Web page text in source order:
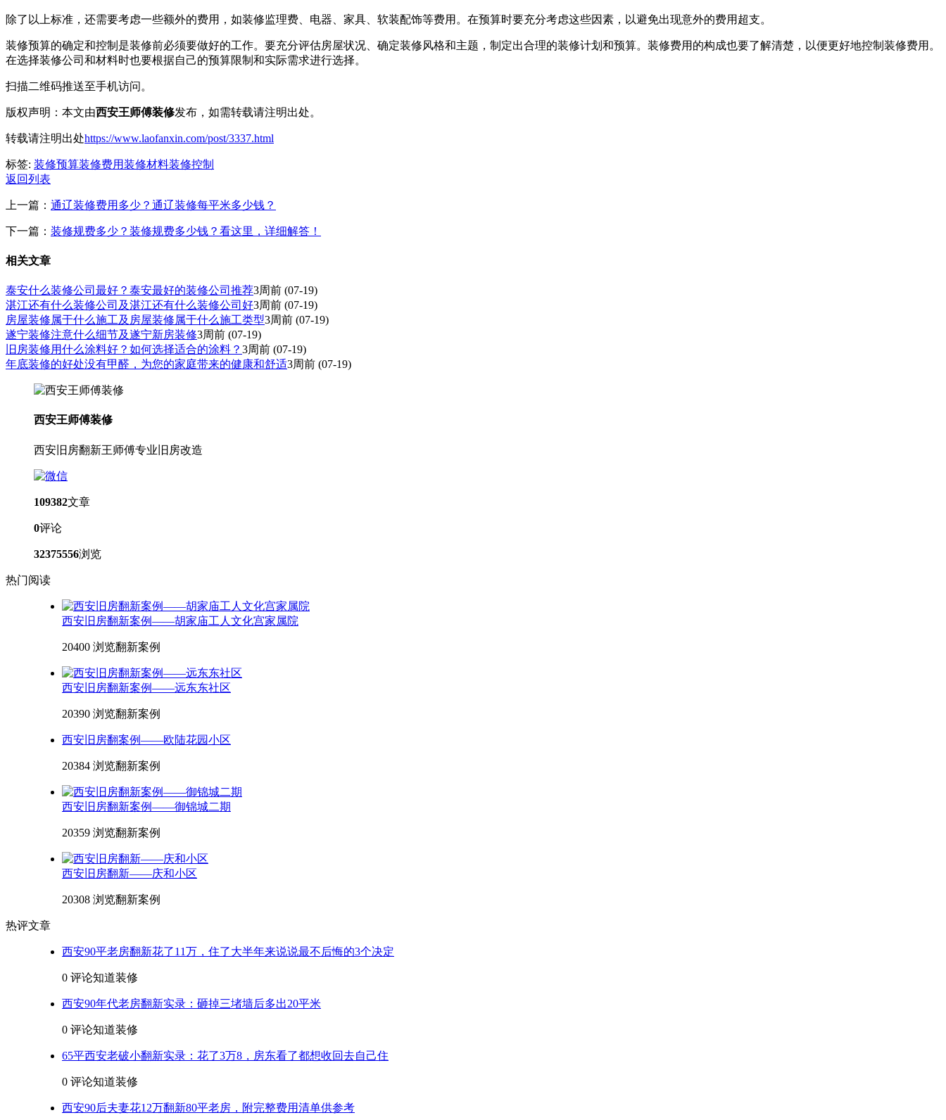
除了以上标准，还需要考虑一些额外的费用，如装修监理费、电器、家具、软装配饰等费用。在预算时要充分考虑这些因素，以避免出现意外的费用超支。
装修预算的确定和控制是装修前必须要做好的工作。要充分评估房屋状况、确定装修风格和主题，制定出合理的装修计划和预算。装修费用的构成也要了解清楚，以便更好地控制装修费用。
在选择装修公司和材料时也要根据自己的预算限制和实际需求进行选择。
扫描二维码推送至手机访问。
版权声明：本文由西安王师傅装修发布，如需转载请注明出处。
转载请注明出处https://www.laofanxin.com/post/3337.html
标签: 装修预算装修费用装修材料装修控制
返回列表
上一篇： 通辽装修费用多少？通辽装修每平米多少钱？
下一篇： 装修规费多少？装修规费多少钱？看这里，详细解答！
相关文章
泰安什么装修公司最好？泰安最好的装修公司推荐3周前 (07-19)
湛江还有什么装修公司及湛江还有什么装修公司好3周前 (07-19)
房屋装修属于什么施工及房屋装修属于什么施工类型3周前 (07-19)
遂宁装修注意什么细节及遂宁新房装修3周前 (07-19)
旧房装修用什么涂料好？如何选择适合的涂料？ 3周前 (07-19)
年底装修的好处没有甲醛，为您的家庭带来的健康和舒适3周前 (07-19)
西安王师傅装修
西安旧房翻新王师傅专业旧房改造
109382文章
0评论
32375556浏览
热门阅读
西安旧房翻新案例——胡家庙工人文化宫家属院
20400 浏览翻新案例
西安旧房翻新案例——远东东社区
20390 浏览翻新案例
西安旧房翻案例——欧陆花园小区
20384 浏览翻新案例
西安旧房翻新案例——御锦城二期
20359 浏览翻新案例
西安旧房翻新——庆和小区
20308 浏览翻新案例
热评文章
西安90平老房翻新花了11万，住了大半年来说说最不后悔的3个决定
0 评论知道装修
西安90年代老房翻新实录：砸掉三堵墙后多出20平米
0 评论知道装修
65平西安老破小翻新实录：花了3万8，房东看了都想收回去自己住
0 评论知道装修
西安90后夫妻花12万翻新80平老房，附完整费用清单供参考